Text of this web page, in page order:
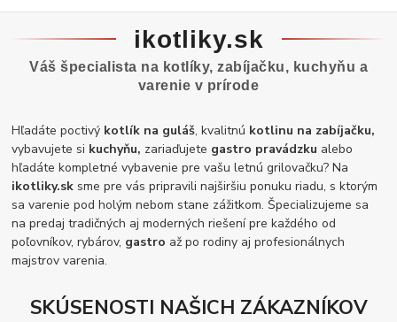
ikotliky.sk
Váš špecialista na kotlíky, zabíjačku, kuchyňu a
varenie v prírode
Hľadáte poctivý kotlík na guláš, kvalitnú kotlinu na zabíjačku,
vybavujete si kuchyňu, zariaďujete gastro pravádzku alebo
hľadáte kompletné vybavenie pre vašu letnú grilovačku? Na
ikotliky.sk sme pre vás pripravili najširšiu ponuku riadu, s ktorým
sa varenie pod holým nebom stane zážitkom. Špecializujeme sa
na predaj tradičných aj moderných riešení pre každého od
poľovníkov, rybárov, gastro až po rodiny aj profesionálnych
majstrov varenia.
SKÚSENOSTI NAŠICH ZÁKAZNÍKOV